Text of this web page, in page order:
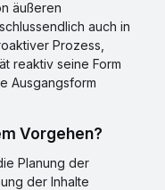
äußeren
auch in
Prozess,
reaktiv seine Form
Ausgangsform
Vorgehen?
Planung der
der Inhalte